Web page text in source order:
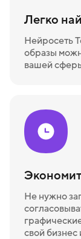
Легко
Нейросеть
образы
вашей
Не нужно
свой